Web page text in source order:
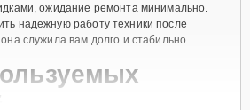
ожидание ремонта минимально.
надежную работу техники после
служила вам долго и стабильно.